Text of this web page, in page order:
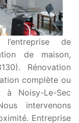
de
de maison,
Rénovation
complète ou
à Noisy-Le-Sec
intervenons
Entreprise